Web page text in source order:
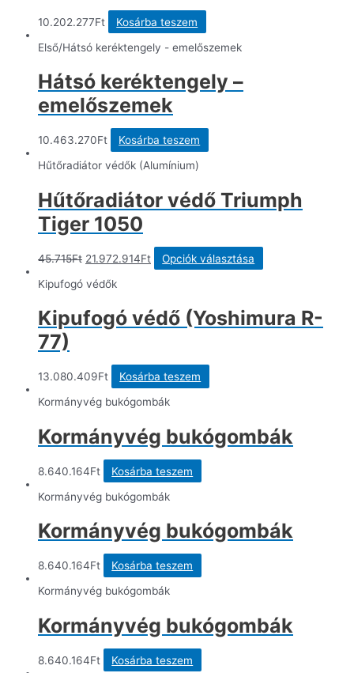
10.202.277Ft
Kosárba teszem
Első/Hátsó keréktengely - emelőszemek
Hátsó keréktengely –
emelőszemek
10.463.270Ft Kosárba teszem
Hűtőradiátor védők (Alumínium)
Hűtőradiátor védő Triumph
Tiger 1050
45.715Ft Original
was:
21.972.914FtCurrent
price
Opciók választása
a
variációja
van.
Kipufogó védők
Kipufogó védő (Yoshimura R-
77)
13.080.409Ft
Kosárba teszem
Kormányvég bukógombák
Kormányvég bukógombák
8.640.164Ft
Kosárba teszem
Kormányvég bukógombák
Kormányvég bukógombák
8.640.164Ft
Kosárba teszem
Kormányvég bukógombák
Kormányvég bukógombák
8.640.164Ft
Kosárba teszem